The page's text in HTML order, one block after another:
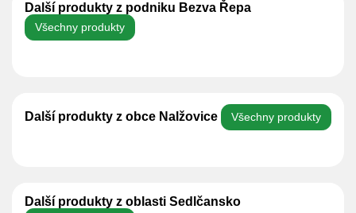
Další produkty z podniku Bezva Řepa
Všechny produkty
Další produkty z obce Nalžovice Všechny produkty
Další produkty z oblasti Sedlčansko